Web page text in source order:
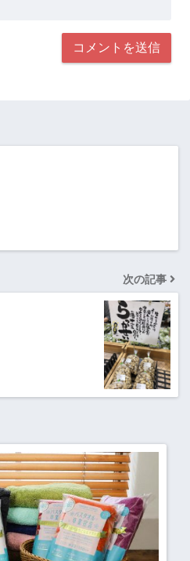
次の記事